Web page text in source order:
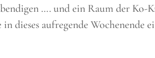
…. und ein Raum der Ko-
in dieses aufregende Wochenende